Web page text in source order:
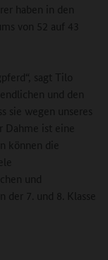
haben in den
von 52 auf 43
sagt Tilo
und den
wegen unseres
Dahme ist eine
können die
und
der 7. und 8. Klasse